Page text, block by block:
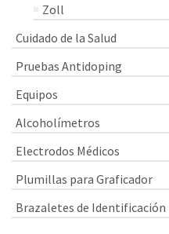
Zoll
Cuidado de la Salud
Pruebas Antidoping
Equipos
Alcoholímetros
Electrodos Médicos
Plumillas para Graficador
Brazaletes de Identificación